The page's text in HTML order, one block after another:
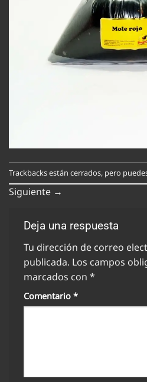
Trackbacks están cerrados, pero
Siguiente →
Deja una respuesta
Tu dirección de correo
publicada. Los campos
marcados con *
Comentario *